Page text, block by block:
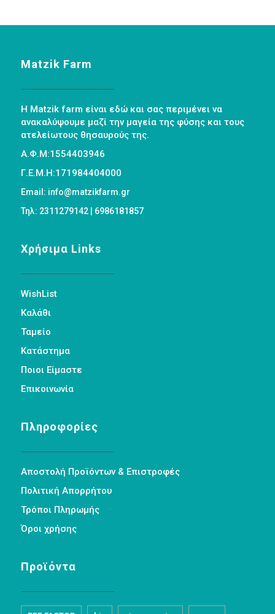
Matzik Farm
Η Matzik farm είναι εδώ και σας περιμένει να
ανακαλύψουμε μαζί την μαγεία της φύσης και τους
ατελείωτους θησαυρούς της.
Α.Φ.Μ:1554403946
Γ.Ε.Μ.Η:171984404000
Email: info@matzikfarm.gr
Τηλ: 2311279142 | 6986181857
Χρήσιμα Links
WishList
Καλάθι
Ταμείο
Κατάστημα
Ποιοι Είμαστε
Επικοινωνία
Πληροφορίες
Αποστολή Προϊόντων & Επιστροφές
Πολιτική Απορρήτου
Τρόποι Πληρωμής
Όροι χρήσης
Προϊόντα